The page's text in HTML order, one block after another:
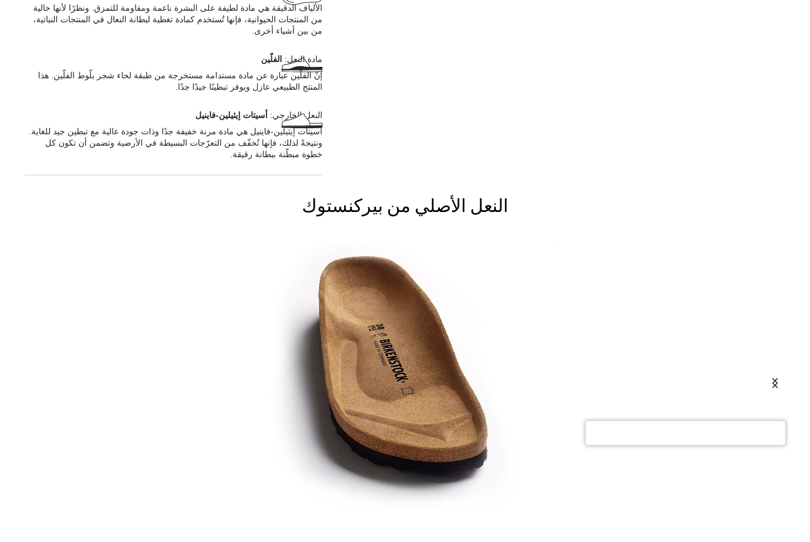
الألياف الدقيقة هي مادة لطيفة على البشرة ناعمة ومقاومة للتمزق. ونظرًا لأنها خالية
من المنتجات الحيوانية، فإنها تُستخدم كمادة تغطية لبطانة النعال في المنتجات النباتية،
من بين أشياء أخرى.
مادة النعل: الفلّين
إنّ الفلّين عبارة عن مادة مستدامة مستخرجة من طبقة لحاء شجر بلّوط الفلّين. هذا
المنتج الطبيعي عازل ويوفر تبطينًا جيدًا جدًا.
النعل الخارجي: أسيتات إيثيلين-فاينيل
أسيتات إيثيلين-فاينيل هي مادة مرنة خفيفة جدًا وذات جودة عالية مع تبطين جيد للغاية.
ونتيجةً لذلك، فإنها تُخفّف من التعرّجات البسيطة في الأرضية وتضمن أن تكون كل
خطوة مبطّنة ببطانة رقيقة.
النعل الأصلي من بيركنستوك